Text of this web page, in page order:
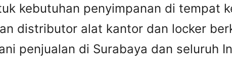
kebutuhan penyimpanan di tempat
distributor alat kantor dan locker
penjualan di Surabaya dan seluruh